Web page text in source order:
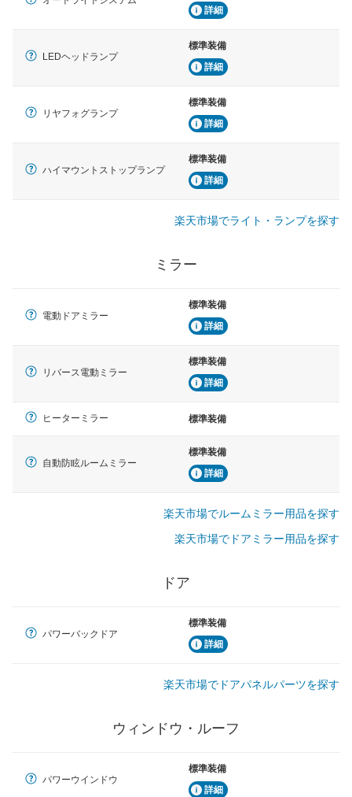
詳細
LEDヘッドランプ
標準装備
詳細
リヤフォグランプ
標準装備
詳細
ハイマウントストップランプ
標準装備
詳細
楽天市場でライト・ランプを探す
ミラー
電動ドアミラー
標準装備
詳細
リバース電動ミラー
標準装備
詳細
ヒーターミラー 標準装備
自動防眩ルームミラー
標準装備
詳細
楽天市場でルームミラー用品を探す
楽天市場でドアミラー用品を探す
ドア
パワーバックドア
標準装備
詳細
楽天市場でドアパネルパーツを探す
ウィンドウ・ルーフ
パワーウインドウ
標準装備
詳細